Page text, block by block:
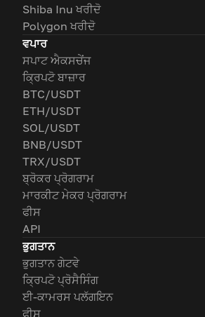
Shiba Inu ਖਰੀਦੋ
Polygon ਖਰੀਦੋ
ਵਪਾਰ
ਸਪਾਟ ਐਕਸਚੇਂਜ
ਕ੍ਰਿਪਟੋ ਬਾਜ਼ਾਰ
BTC/USDT
ETH/USDT
SOL/USDT
BNB/USDT
TRX/USDT
ਬ੍ਰੋਕਰ ਪ੍ਰੋਗਰਾਮ
ਮਾਰਕੀਟ ਮੇਕਰ ਪ੍ਰੋਗਰਾਮ
ਫੀਸ
API
ਭੁਗਤਾਨ
ਭੁਗਤਾਨ ਗੇਟਵੇ
ਕ੍ਰਿਪਟੋ ਪ੍ਰੋਸੈਸਿੰਗ
ਈ-ਕਾਮਰਸ ਪਲੱਗਇਨ
ਫੀਸ